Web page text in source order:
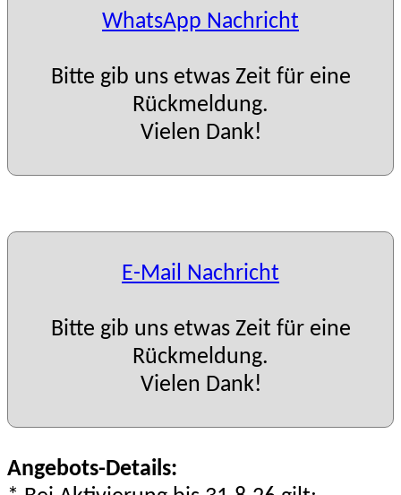
WhatsApp Nachricht
Bitte gib uns etwas Zeit für eine
Rückmeldung.
Vielen Dank!
E-Mail Nachricht
Bitte gib uns etwas Zeit für eine
Rückmeldung.
Vielen Dank!
Angebots-Details: